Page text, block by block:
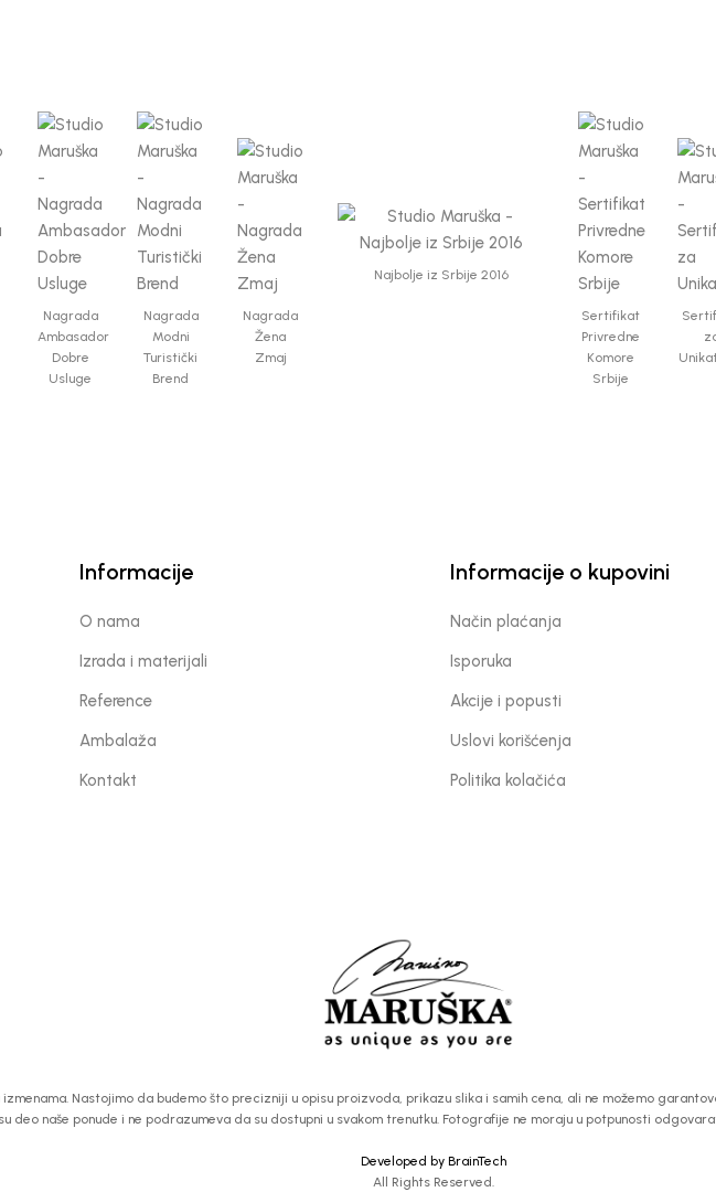
Nagrada
Ambasador
Dobre
Usluge
Nagrada
Modni
Turistički
Brend
Nagrada
Žena
Zmaj
Najbolje iz Srbije 2016
Sertifikat
Privredne
Komore
Srbije
Informacije
O nama
Izrada i materijali
Reference
Ambalaža
Kontakt
Informacije o kupovini
Način plaćanja
Isporuka
Akcije i popusti
Uslovi korišćenja
Politika kolačića
Nastojimo da budemo što precizniji u opisu proizvoda, prikazu slika i samih cena, ali ne možemo
deo naše ponude i ne podrazumeva da su dostupni u svakom trenutku. Fotografije ne moraju u potpunosti
Developed by BrainTech
All Rights Reserved.